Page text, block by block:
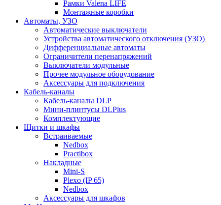
Рамки Valena LIFE
Монтажные коробки
Автоматы, УЗО
Автоматические выключатели
Устройства автоматического отключения (УЗО)
Дифференциальные автоматы
Ограничители перенапряжений
Выключатели модульные
Прочее модульное оборудование
Аксессуары для подключения
Кабель-каналы
Кабель-каналы DLP
Мини-плинтусы DLPlus
Комплектующие
Щитки и шкафы
Встраиваемые
Nedbox
Practibox
Накладные
Mini-S
Plexo (IP 65)
Nedbox
Аксессуары для шкафов